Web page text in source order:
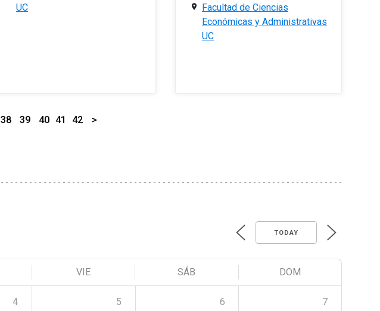
UC
Facultad de Ciencias
Económicas y Administrativas
UC
38 39 40 41 42 >
TODAY
VIE SÁB DOM
4 5 6 7